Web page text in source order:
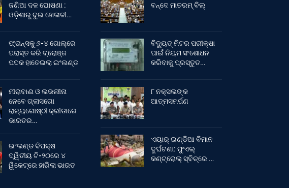
ଜଣିଆ ଦଳ ଘୋଷଣା :
ଓଡ଼ିଶାରୁ ଦୁଇ ଖେଳାଳୀ…
ଫ୍ରାନ୍ସକୁ ୬-୪ ଗୋଲ୍‌ରେ
ପରାସ୍ତ କରି ବ୍ରୋଞ୍ଜ
ପଦକ ହାତେଇଲା ଇଂଲଣ୍ଡ
ମୀରାବାଈ ଓ ଲଭଲୀନା
ନେବେ ଗ୍ଲାସଗୋ
ରାଜ୍ୟଗୋଷ୍ଠୀ କ୍ରୀଡାରେ
ଭାରତର…
ଇଂଲଣ୍ଡ ବିପକ୍ଷ
ଦ୍ୱିତୀୟ ଟି-୨୦ରେ ୪
ୱିକେଟ୍‌ରେ ହାରିଲା ଭାରତ
ବନ୍ଦେ ମାତରମ୍‌ ବିଲ୍‌
ବିଦ୍ୟୁତ୍ ମିଟର ପରୀକ୍ଷା
ପାଇଁ ନିୟମ ସଂଶୋଧନ
କରିବାକୁ ପ୍ରସ୍ତୁତ…
୮ ନକ୍ସଲଙ୍କ
ଆତ୍ମସମର୍ପଣ
ଏୟାର୍ ଇଣ୍ଡିଆ ବିମାନ
ଦୁର୍ଘଟଣା: ଫୁଏଲ୍‌
କଣ୍ଟ୍ରୋଲ୍‌ ସ୍ବିଚ୍‌ରେ …